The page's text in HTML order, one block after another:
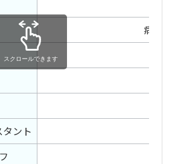
病院
タント
スクロールできます